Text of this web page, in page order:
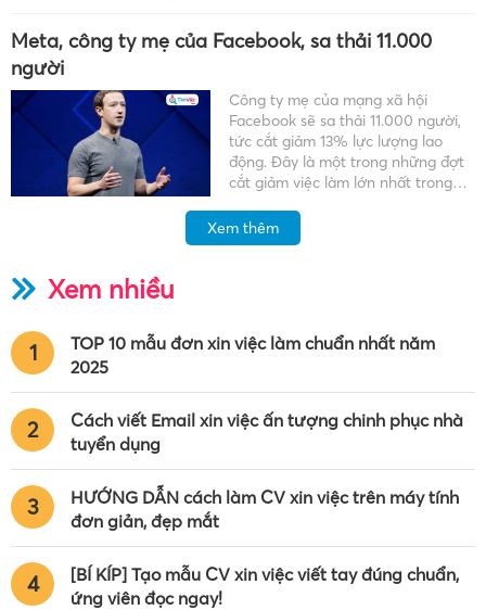
vô cùng bất ngờ […]
Meta, công ty mẹ của Facebook, sa thải 11.000
người
Công ty mẹ của mạng xã hội
Facebook sẽ sa thải 11.000 người,
tức cắt giảm 13% lực lượng lao
động. Đây là một trong những đợt
cắt giảm việc làm lớn nhất trong
báo này được Meta đưa ra ngày 9-
11, đúng với […]
Xem thêm
Xem nhiều
1
TOP 10 mẫu đơn xin việc làm chuẩn nhất năm
2025
2
Cách viết Email xin việc ấn tượng chinh phục nhà
tuyển dụng
3
HƯỚNG DẪN cách làm CV xin việc trên máy tính
đơn giản, đẹp mắt
4
[BÍ KÍP] Tạo mẫu CV xin việc viết tay đúng chuẩn,
ứng viên đọc ngay!